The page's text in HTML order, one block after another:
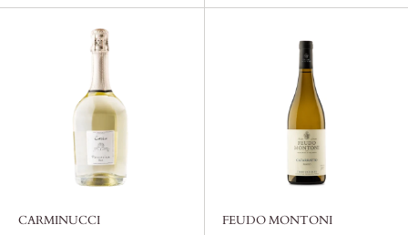
CARMINUCCI FEUDO MONTONI